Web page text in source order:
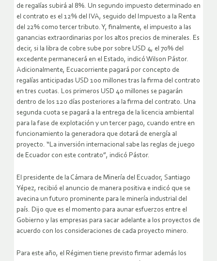
de regalías subirá al 8%. Un segundo impuesto determinado en
el contrato es el 12% del IVA, seguido del Impuesto a la Renta
del 22% como tercer tributo. Y, finalmente, el impuesto a las
ganancias extraordinarias por los altos precios de minerales. Es
decir, si la libra de cobre sube por sobre USD 4, el 70% del
excedente permanecerá en el Estado, indicó Wilson Pástor.
Adicionalmente, Ecuacorriente pagará por concepto de
regalías anticipadas USD 100 millones tras la firma del contrato
en tres cuotas. Los primeros USD 40 millones se pagarán
dentro de los 120 días posteriores a la firma del contrato. Una
segunda cuota se pagará a la entrega de la licencia ambiental
para la fase de explotación y un tercer pago, cuando entre en
funcionamiento la generadora que dotará de energía al
proyecto. “La inversión internacional sabe las reglas de juego
de Ecuador con este contrato”, indicó Pástor.
El presidente de la Cámara de Minería del Ecuador, Santiago
Yépez, recibió el anuncio de manera positiva e indicó que se
avecina un futuro prominente para le minería industrial del
país. Dijo que es el momento para aunar esfuerzos entre el
Gobierno y las empresas para sacar adelante a los proyectos de
acuerdo con los consideraciones de cada proyecto minero.
Para este año, el Régimen tiene previsto firmar además los